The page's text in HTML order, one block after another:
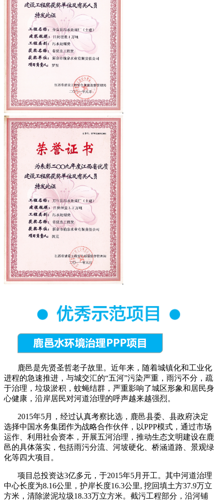
鹿邑是先贤圣哲老子故里。近年来，随着城镇化和工业化
进程的急速推进，与城交汇的“五河”污染严重，雨污不分，疏
于治理，垃圾淤积，蚊蝇结群，严重影响了城区形象和居民身
心健康，沿岸居民对河道治理的呼声越来越强烈。
2015年5月，经过认真考察比选，鹿邑县委、县政府决定
选择中国水务集团作为战略合作伙伴，以PPP模式，通过市场
运作、利用社会资本，开展五河治理，推动生态文明建设在鹿
邑的具体落实，包括雨污分流、河坡硬化、桥涵道路、景观绿
化等四大项目。
项目总投资达3亿多元，于2015年5月开工。其中河道治理
中心长度为8.16公里，护岸长度16.3公里, 挖回填土方37.9万立
方米，清除淤泥垃圾18.33万立方米。截污工程部分，沿河铺